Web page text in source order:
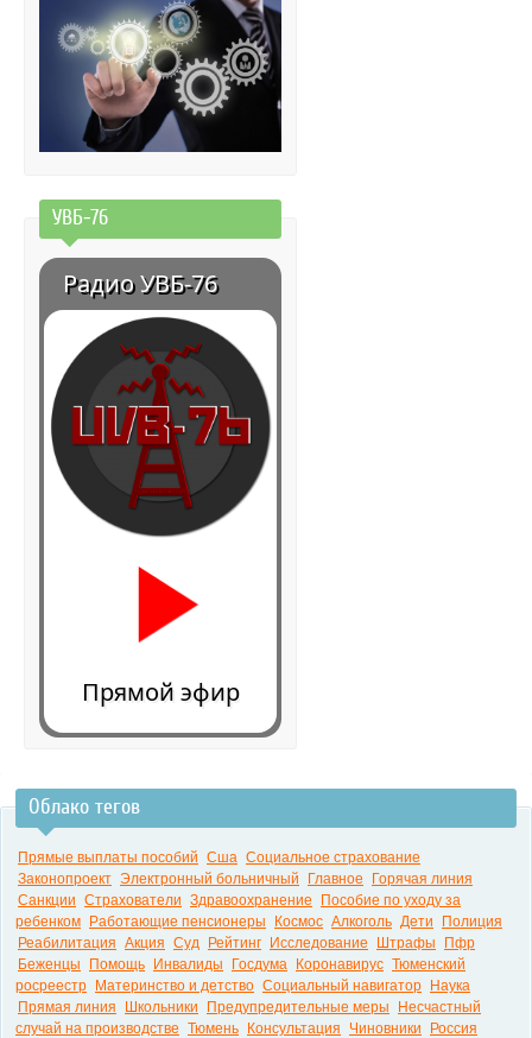
УВБ-76
Радио УВБ-76
Прямой эфир
Облако тегов
Прямые выплаты пособий Сша Социальное страхование
Законопроект Электронный больничный Главное
Горячая линия
Санкции Страхователи Здравоохранение
Пособие по уходу за
ребенком
Работающие пенсионеры Космос Алкоголь Дети
Полиция
Реабилитация Акция Суд Рейтинг Исследование Штрафы
Пфр
Беженцы
Помощь Инвалиды Госдума Коронавирус Тюменский
росреестр
Материнство и детство Социальный навигатор
Наука
Прямая линия
Школьники Предупредительные меры
Несчастный
случай на производстве Тюмень Консультация Чиновники
Россия